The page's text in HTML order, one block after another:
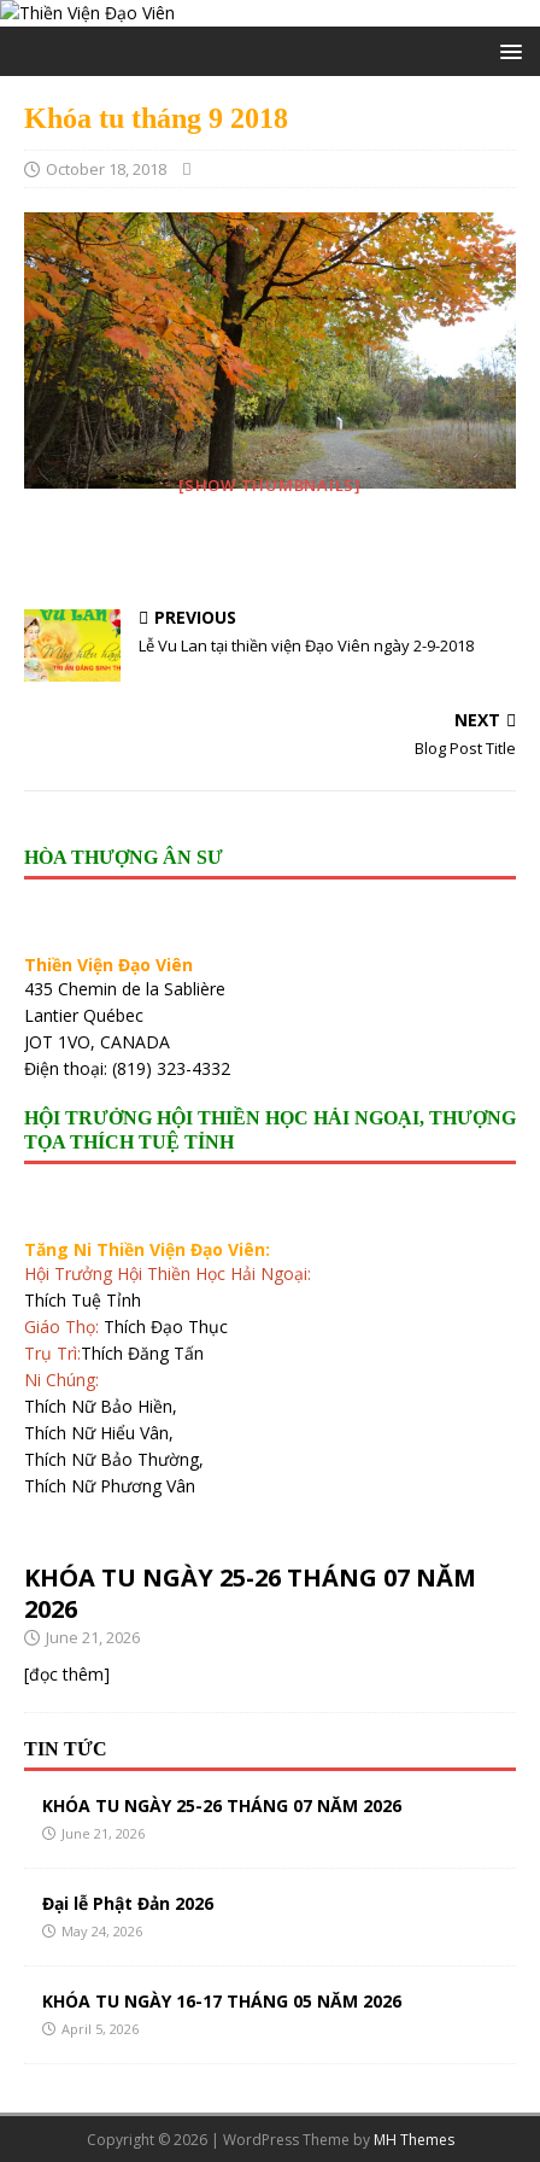
Khóa tu tháng 9 2018
October 18, 2018
[SHOW THUMBNAILS]
PREVIOUS
Lễ Vu Lan tại thiền viện Đạo Viên ngày 2-9-2018
NEXT
Blog Post Title
HÒA THƯỢNG ÂN SƯ
Thiền Viện Đạo Viên
435 Chemin de la Sablière
Lantier Québec
JOT 1VO, CANADA
Điện thoại: (819) 323-4332
HỘI TRƯỞNG HỘI THIỀN HỌC HẢI NGOẠI, THƯỢNG
TỌA THÍCH TUỆ TỈNH
Tăng Ni Thiền Viện Đạo Viên:
Hội Trưởng Hội Thiền Học Hải Ngoại:
Thích Tuệ Tỉnh
Giáo Thọ: Thích Đạo Thục
Trụ Trì:Thích Đăng Tấn
Ni Chúng:
Thích Nữ Bảo Hiền,
Thích Nữ Hiểu Vân,
Thích Nữ Bảo Thường,
Thích Nữ Phương Vân
KHÓA TU NGÀY 25-26 THÁNG 07 NĂM
2026
June 21, 2026
[đọc thêm]
TIN TỨC
KHÓA TU NGÀY 25-26 THÁNG 07 NĂM 2026
June 21, 2026
Đại lễ Phật Đản 2026
May 24, 2026
KHÓA TU NGÀY 16-17 THÁNG 05 NĂM 2026
April 5, 2026
Copyright © 2026 | WordPress Theme by MH Themes